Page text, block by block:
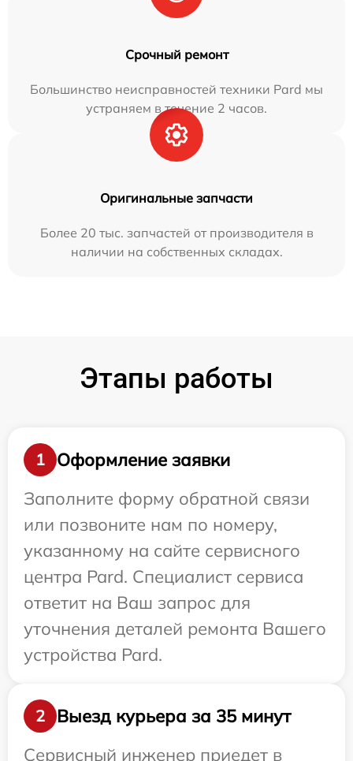
Срочный ремонт
Большинство неисправностей техники Pard мы
устраняем в течение 2 часов.
Оригинальные запчасти
Более 20 тыс. запчастей от производителя в
наличии на собственных складах.
Этапы работы
1
Оформление заявки
Заполните форму обратной связи
или позвоните нам по номеру,
указанному на сайте сервисного
центра Pard. Специалист сервиса
ответит на Ваш запрос для
уточнения деталей ремонта Вашего
устройства Pard.
2
Выезд курьера за 35 минут
Сервисный инженер приедет в